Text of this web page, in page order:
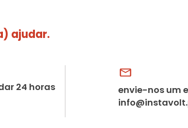
ajudar.
24 horas
envie-nos um